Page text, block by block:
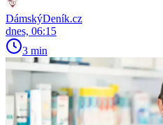
DámskýDeník.cz
dnes, 06:15
3 min